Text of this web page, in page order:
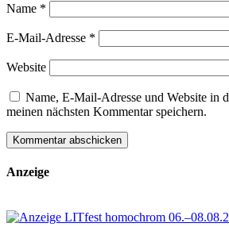
Name *
E-Mail-Adresse *
Website
Name, E-Mail-Adresse und Website in
meinen nächsten Kommentar speichern.
Anzeige